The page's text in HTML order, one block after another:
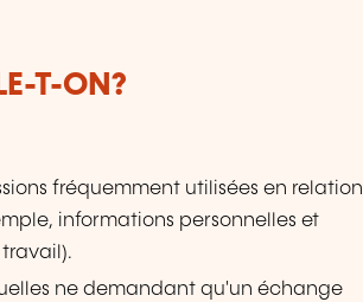
T-ON?
fréquemment utilisées en relation
informations personnelles et
ne demandant qu'un échange